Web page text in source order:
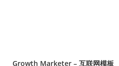
Growth Marketer – 互联网模板